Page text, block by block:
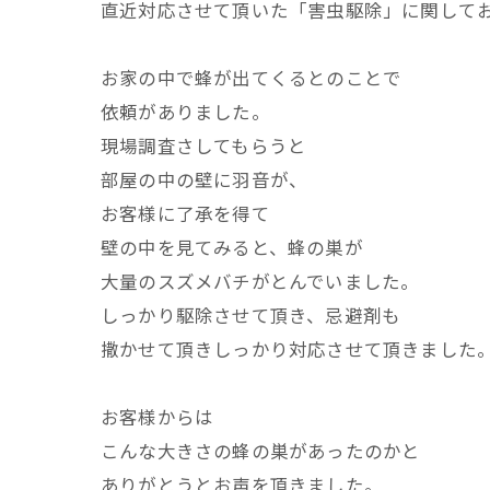
直近対応させて頂いた「害虫駆除」に関して
お家の中で蜂が出てくるとのことで
依頼がありました。
現場調査さしてもらうと
部屋の中の壁に羽音が、
お客様に了承を得て
壁の中を見てみると、蜂の巣が
大量のスズメバチがとんでいました。
しっかり駆除させて頂き、忌避剤も
撒かせて頂きしっかり対応させて頂きました。
お客様からは
こんな大きさの蜂の巣があったのかと
ありがとうとお声を頂きました。